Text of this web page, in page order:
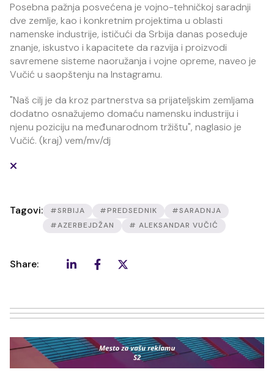
Posebna pažnja posvećena je vojno-tehničkoj saradnji
dve zemlje, kao i konkretnim projektima u oblasti
namenske industrije, ističući da Srbija danas poseduje
znanje, iskustvo i kapacitete da razvija i proizvodi
savremene sisteme naoružanja i vojne opreme, naveo je
Vučić u saopštenju na Instagramu.
"Naš cilj je da kroz partnerstva sa prijateljskim zemljama
dodatno osnažujemo domaću namensku industriju i
njenu poziciju na međunarodnom tržištu", naglasio je
Vučić. (kraj) vem/mv/dj
Tagovi: #SRBIJA #PREDSEDNIK
#SARADNJA
#AZERBEJDŽAN
# ALEKSANDAR VUČIĆ
Share: